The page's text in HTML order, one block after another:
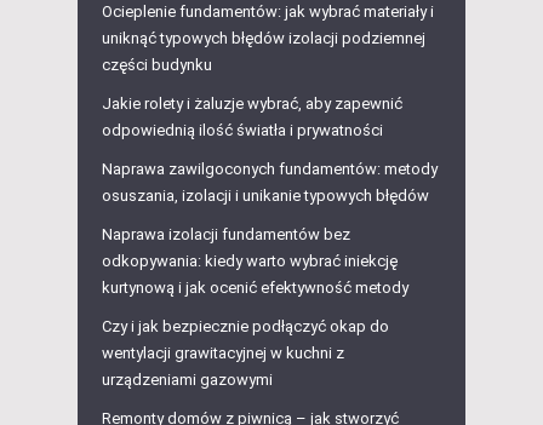
Ocieplenie fundamentów: jak wybrać materiały i
uniknąć typowych błędów izolacji podziemnej
części budynku
Jakie rolety i żaluzje wybrać, aby zapewnić
odpowiednią ilość światła i prywatności
Naprawa zawilgoconych fundamentów: metody
osuszania, izolacji i unikanie typowych błędów
Naprawa izolacji fundamentów bez
odkopywania: kiedy warto wybrać iniekcję
kurtynową i jak ocenić efektywność metody
Czy i jak bezpiecznie podłączyć okap do
wentylacji grawitacyjnej w kuchni z
urządzeniami gazowymi
Remonty domów z piwnicą – jak stworzyć